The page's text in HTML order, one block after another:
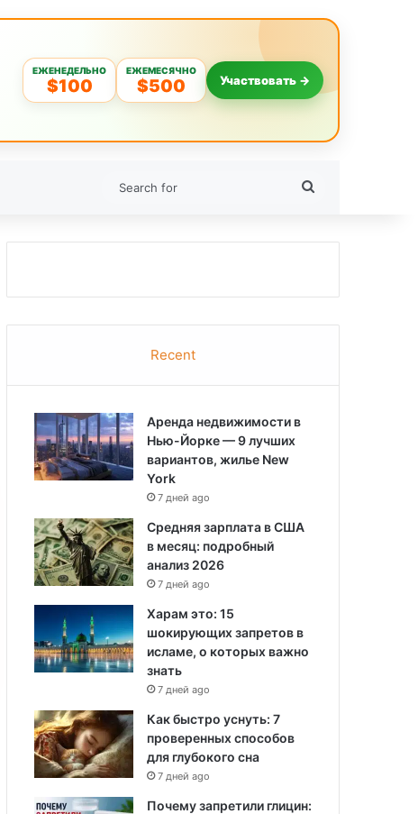
ЕЖЕНЕДЕЛЬНО
$100
ЕЖЕМЕСЯЧНО
$500 Участвовать →
Recent
Аренда недвижимости в
Нью-Йорке — 9 лучших
вариантов, жилье New
York
7 дней ago
Средняя зарплата в США
в месяц: подробный
анализ 2026
7 дней ago
Харам это: 15
шокирующих запретов в
исламе, о которых важно
знать
7 дней ago
Как быстро уснуть: 7
проверенных способов
для глубокого сна
7 дней ago
Почему запретили глицин: